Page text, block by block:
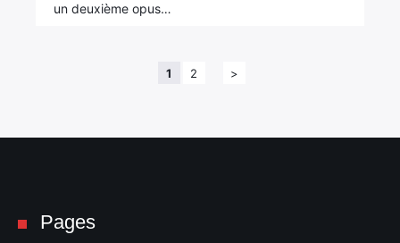
un deuxième opus…
1 2 >
Pages